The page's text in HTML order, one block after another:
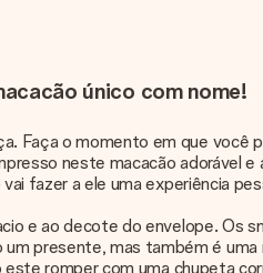
único com nome!
Faça o momento em que
neste macacão
fazer a ele uma experiência
e ao decote do envelope.
presente, mas também é
romper com uma chupeta